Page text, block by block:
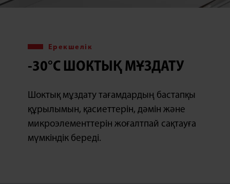
Ерекшелік
-30°C ШОКТЫҚ МҰЗДАТУ
Шоктық мұздату тағамдардың бастапқы
құрылымын, қасиеттерін, дәмін және
микроэлементтерін жоғалтпай сақтауға
мүмкіндік береді.